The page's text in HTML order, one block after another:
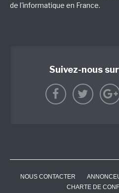
de l'informatique en France.
Suivez-nous
NOUS CONTACTER
CHARTE DE